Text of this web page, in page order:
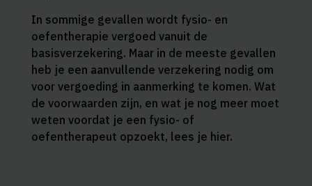
In sommige gevallen wordt fysio- en
oefentherapie vergoed vanuit de
basisverzekering. Maar in de meeste gevallen
heb je een aanvullende verzekering nodig om
voor vergoeding in aanmerking te komen. Wat
de voorwaarden zijn, en wat je nog meer moet
weten voordat je een fysio- of
oefentherapeut opzoekt, lees je hier.